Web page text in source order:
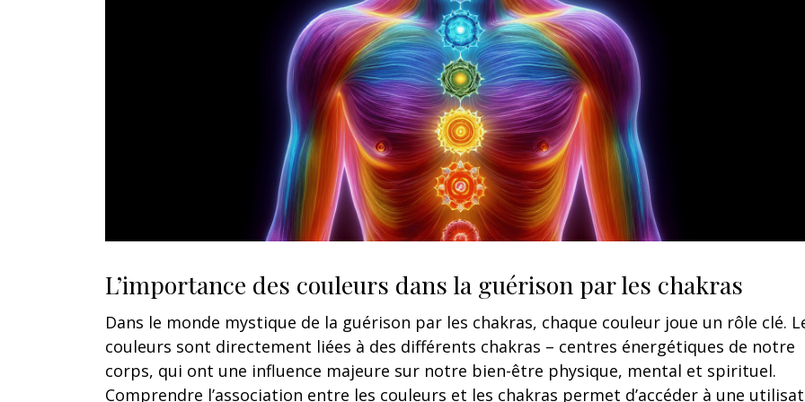
L’importance des couleurs dans la guérison par les chakras
Dans le monde mystique de la guérison par les chakras, chaque couleur joue un rôle clé.
couleurs sont directement liées à des différents chakras – centres énergétiques de notre
corps, qui ont une influence majeure sur notre bien-être physique, mental et spirituel.
Comprendre l’association entre les couleurs et les chakras permet d’accéder à une